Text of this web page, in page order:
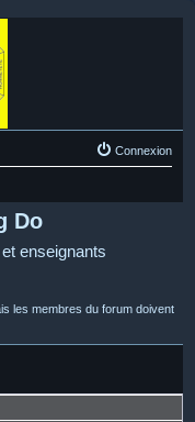
Connexion
Do
enseignants
les membres du forum doivent